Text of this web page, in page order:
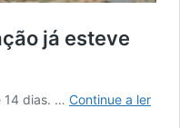
já esteve
14 dias. … Continue a ler